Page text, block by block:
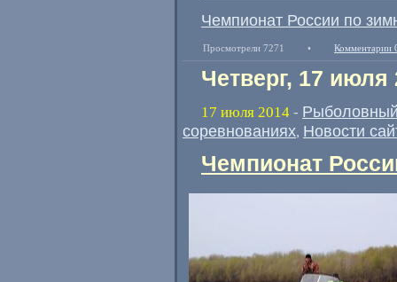
Чемпионат России по
Просмотрели 7271 • Комментарии
Четверг, 17 июля
17 июля 2014 -
соревнованиях, Новости
Чемпионат